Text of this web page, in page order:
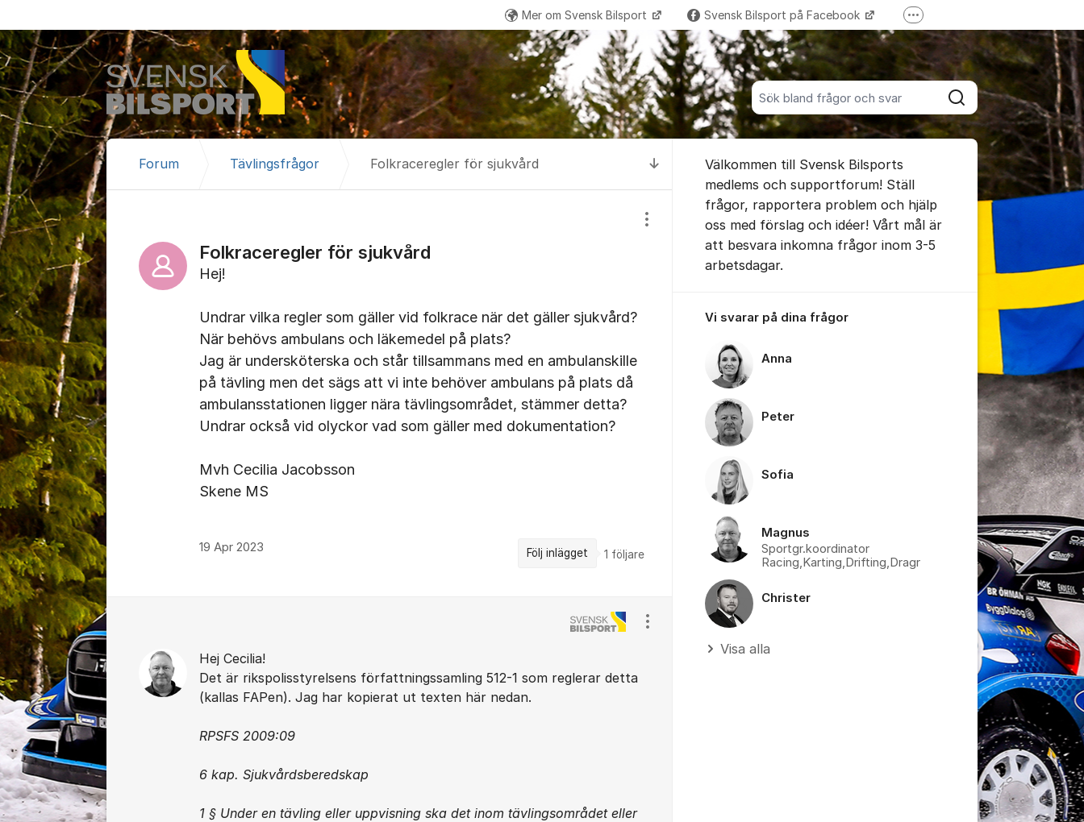
Sök bland alla inlägg
Sök
Mer om Svensk Bilsport Svensk Bilsport på Facebook
LoTs - Tävling/Licensverktyg
Fler supportlänkar
Till senaste kommentaren
Forum Tävlingsfrågor Folkraceregler för sjukvård
Folkraceregler för sjukvård
Visa/dölj inställningar för inlägg/kommentar
Hej!
Undrar vilka regler som gäller vid folkrace när det gäller sjukvård?
När behövs ambulans och läkemedel på plats?
Jag är undersköterska och står tillsammans med en ambulanskille
på tävling men det sägs att vi inte behöver ambulans på plats då
ambulansstationen ligger nära tävlingsområdet, stämmer detta?
Undrar också vid olyckor vad som gäller med dokumentation?
Mvh Cecilia Jacobsson
Skene MS
19 Apr 2023 Följ inlägget 1 följare
Hej Cecilia!
Det är rikspolisstyrelsens författningssamling 512-1 som reglerar detta
(kallas FAPen). Jag har kopierat ut texten här nedan.
RPSFS 2009:09
6 kap. Sjukvårdsberedskap
1 § Under en tävling eller uppvisning ska det inom tävlingsområdet eller
Visa/dölj inställningar för inlägg/kommentar
Välkommen till Svensk Bilsports
medlems och supportforum! Ställ
frågor, rapportera problem och hjälp
oss med förslag och idéer! Vårt mål är
att besvara inkomna frågor inom 3-5
arbetsdagar.
Vi svarar på dina frågor
Anna
Peter
Sofia
Magnus
Sportgr.koordinator
Racing,Karting,Drifting,Dragr
Christer
Visa alla